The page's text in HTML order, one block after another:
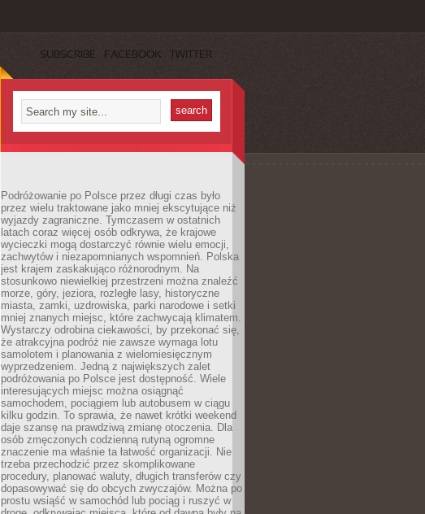
SUBSCRIBE FACEBOOK TWITTER
Podróżowanie po Polsce przez długi czas było
przez wielu traktowane jako mniej ekscytujące niż
wyjazdy zagraniczne. Tymczasem w ostatnich
latach coraz więcej osób odkrywa, że krajowe
wycieczki mogą dostarczyć równie wielu emocji,
zachwytów i niezapomnianych wspomnień. Polska
jest krajem zaskakująco różnorodnym. Na
stosunkowo niewielkiej przestrzeni można znaleźć
morze, góry, jeziora, rozległe lasy, historyczne
miasta, zamki, uzdrowiska, parki narodowe i setki
mniej znanych miejsc, które zachwycają klimatem.
Wystarczy odrobina ciekawości, by przekonać się,
że atrakcyjna podróż nie zawsze wymaga lotu
samolotem i planowania z wielomiesięcznym
wyprzedzeniem. Jedną z największych zalet
podróżowania po Polsce jest dostępność. Wiele
interesujących miejsc można osiągnąć
samochodem, pociągiem lub autobusem w ciągu
kilku godzin. To sprawia, że nawet krótki weekend
daje szansę na prawdziwą zmianę otoczenia. Dla
osób zmęczonych codzienną rutyną ogromne
znaczenie ma właśnie ta łatwość organizacji. Nie
trzeba przechodzić przez skomplikowane
procedury, planować waluty, długich transferów czy
dopasowywać się do obcych zwyczajów. Można po
prostu wsiąść w samochód lub pociąg i ruszyć w